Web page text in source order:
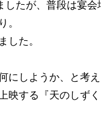
したが、普段は宴
。
した。
にしようか、と考
映する『天のしず